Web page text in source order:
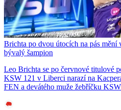
Brichta po dvou útocích na pás
bývalý šampion
Leo Brichta se po červnové titulové
KSW 121 v Liberci narazí na
FEN a devátého muže žebříčku